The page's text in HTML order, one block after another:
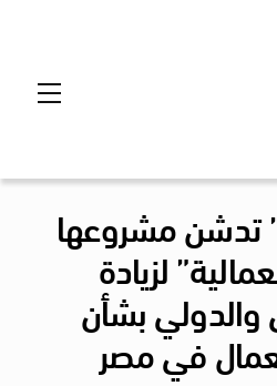
تدشن مشروعها
لزيادة
والدولي بشأن
في مصر